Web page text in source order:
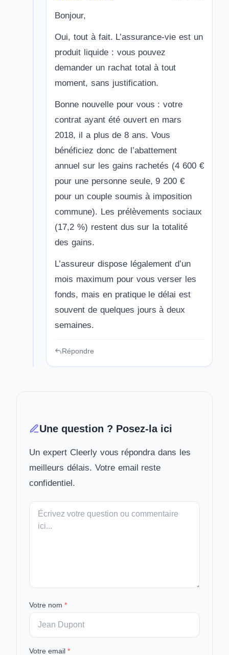
Bonjour,
Oui, tout à fait. L’assurance-vie est un
produit liquide : vous pouvez
demander un rachat total à tout
moment, sans justification.
Bonne nouvelle pour vous : votre
contrat ayant été ouvert en mars
2018, il a plus de 8 ans. Vous
bénéficiez donc de l’abattement
annuel sur les gains rachetés (4 600 €
pour une personne seule, 9 200 €
pour un couple soumis à imposition
commune). Les prélèvements sociaux
(17,2 %) restent dus sur la totalité
des gains.
L’assureur dispose légalement d’un
mois maximum pour vous verser les
fonds, mais en pratique le délai est
souvent de quelques jours à deux
semaines.
Répondre
Une question ? Posez-la ici
Un expert Cleerly vous répondra dans les
meilleurs délais. Votre email reste
confidentiel.
Votre
message
Votre nom *
Votre email *